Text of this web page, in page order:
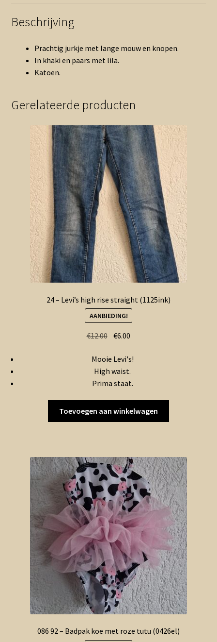
Beschrijving
Prachtig jurkje met lange mouw en knopen.
In khaki en paars met lila.
Katoen.
Gerelateerde producten
24 – Levi’s high rise straight (1125ink)
AANBIEDING!
€12.00 Oorspronkelijke
was:
€12.00.
€6.00
is:
€6.00.
Mooie Levi's!
High waist.
Prima staat.
Toevoegen aan winkelwagen
086 92 – Badpak koe met roze tutu (0426el)